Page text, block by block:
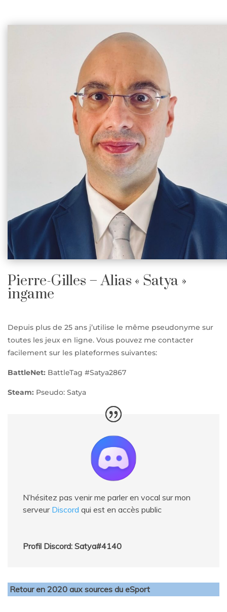
Pierre-Gilles – Alias « Satya »
ingame
Depuis plus de 25 ans j’utilise le même pseudonyme sur
toutes les jeux en ligne. Vous pouvez me contacter
facilement sur les plateformes suivantes:
BattleNet: BattleTag #Satya2867
Steam: Pseudo: Satya
N’hésitez pas venir me parler en vocal sur mon
serveur Discord qui est en accès public
Profil Discord: Satya#4140
Retour en 2020 aux sources du eSport